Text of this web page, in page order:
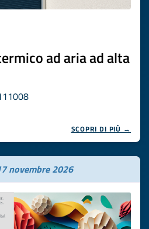
ad aria ad alta
SCOPRI DI PIÙ →
novembre 2026